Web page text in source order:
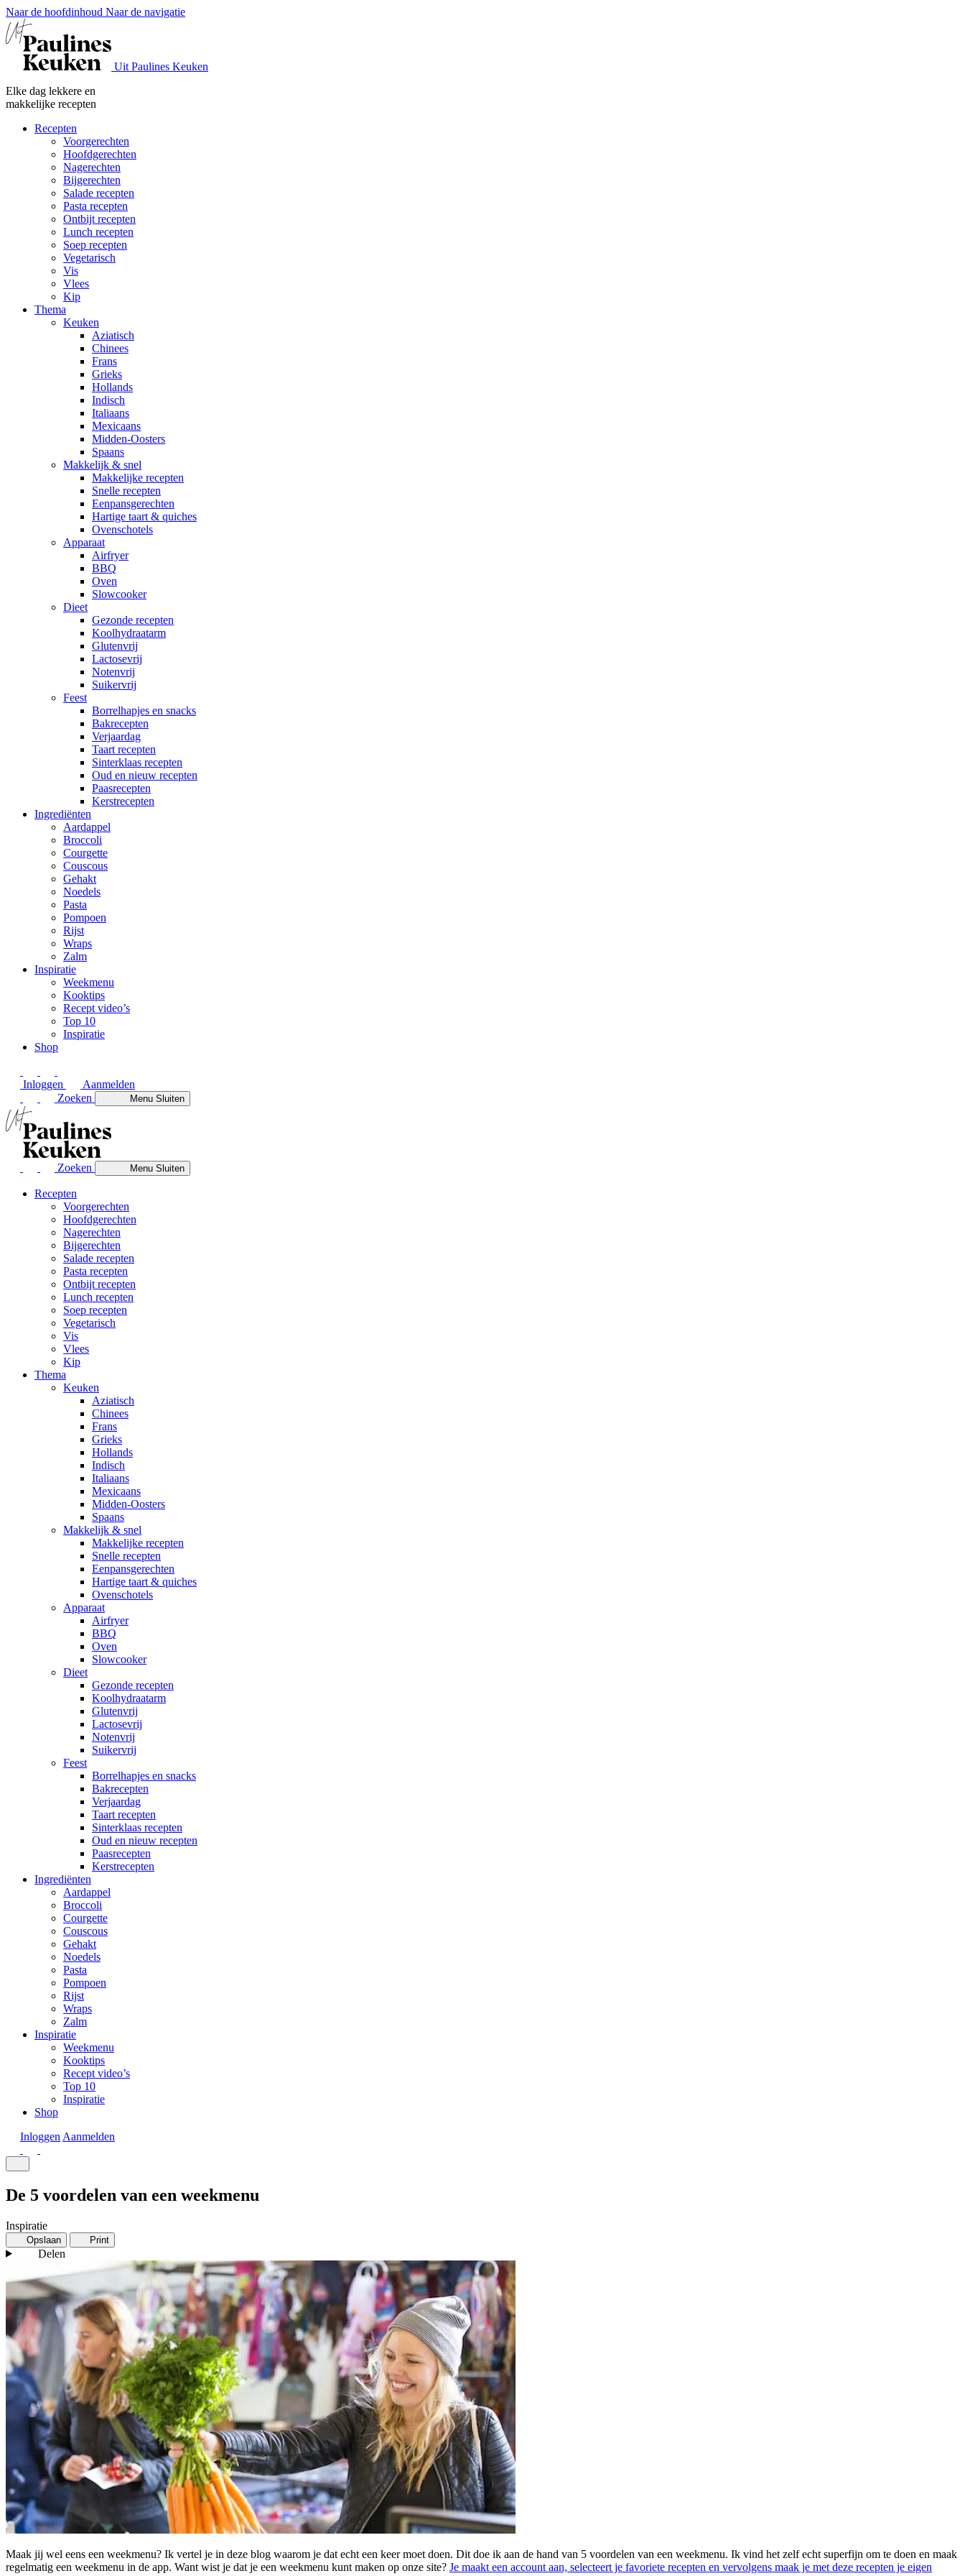
Naar de hoofdinhoud Naar de navigatie
Uit Paulines Keuken
Elke dag lekkere en
makkelijke recepten
Recepten
Voorgerechten
Hoofdgerechten
Nagerechten
Bijgerechten
Salade recepten
Pasta recepten
Ontbijt recepten
Lunch recepten
Soep recepten
Vegetarisch
Vis
Vlees
Kip
Thema
Keuken
Aziatisch
Chinees
Frans
Grieks
Hollands
Indisch
Italiaans
Mexicaans
Midden-Oosters
Spaans
Makkelijk & snel
Makkelijke recepten
Snelle recepten
Eenpansgerechten
Hartige taart & quiches
Ovenschotels
Apparaat
Airfryer
BBQ
Oven
Slowcooker
Dieet
Gezonde recepten
Koolhydraatarm
Glutenvrij
Lactosevrij
Notenvrij
Suikervrij
Feest
Borrelhapjes en snacks
Bakrecepten
Verjaardag
Taart recepten
Sinterklaas recepten
Oud en nieuw recepten
Paasrecepten
Kerstrecepten
Ingrediënten
Aardappel
Broccoli
Courgette
Couscous
Gehakt
Noedels
Pasta
Pompoen
Rijst
Wraps
Zalm
Inspiratie
Weekmenu
Kooktips
Recept video’s
Top 10
Inspiratie
Shop
Inloggen
Aanmelden
Zoeken
MenuSluiten
Zoeken MenuSluiten
Recepten
Voorgerechten
Hoofdgerechten
Nagerechten
Bijgerechten
Salade recepten
Pasta recepten
Ontbijt recepten
Lunch recepten
Soep recepten
Vegetarisch
Vis
Vlees
Kip
Thema
Keuken
Aziatisch
Chinees
Frans
Grieks
Hollands
Indisch
Italiaans
Mexicaans
Midden-Oosters
Spaans
Makkelijk & snel
Makkelijke recepten
Snelle recepten
Eenpansgerechten
Hartige taart & quiches
Ovenschotels
Apparaat
Airfryer
BBQ
Oven
Slowcooker
Dieet
Gezonde recepten
Koolhydraatarm
Glutenvrij
Lactosevrij
Notenvrij
Suikervrij
Feest
Borrelhapjes en snacks
Bakrecepten
Verjaardag
Taart recepten
Sinterklaas recepten
Oud en nieuw recepten
Paasrecepten
Kerstrecepten
Ingrediënten
Aardappel
Broccoli
Courgette
Couscous
Gehakt
Noedels
Pasta
Pompoen
Rijst
Wraps
Zalm
Inspiratie
Weekmenu
Kooktips
Recept video’s
Top 10
Inspiratie
Shop
Inloggen Aanmelden
De 5 voordelen van een weekmenu
Inspiratie
Opslaan Print
Delen
Maak jij wel eens een weekmenu? Ik vertel je in deze blog waarom je dat echt een keer moet doen. Dit doe ik aan de hand van 5 voordelen van een weekmenu. Ik vind het zelf echt superfijn om te doen en maak
regelmatig een weekmenu in de app. Want wist je dat je een weekmenu kunt maken op onze site? Je maakt een account aan, selecteert je favoriete recepten en vervolgens maak je met deze recepten je eigen